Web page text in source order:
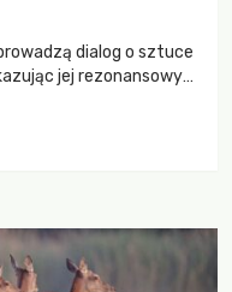
dialog o sztuce
jej rezonansowy